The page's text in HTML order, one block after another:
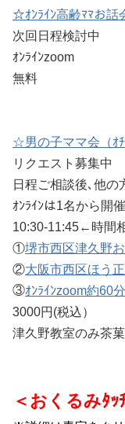
☆ｵﾝﾗｲﾝ高齢ﾏﾏお話
次回日程検討中
ｵﾝﾗｲﾝzoom
無料
☆男の子ママ会（ｵ
リクエスト募集中
日程ご相談後､他の
ｵﾝﾗｲﾝは1名から開催
10:30-11:45←時間
①堺市西区津久野
②大阪市西区ほう
③ｵﾝﾗｲﾝzoom約60分
3000円(税込）
津久野教室のみ茶
＜おくるみﾀｯ